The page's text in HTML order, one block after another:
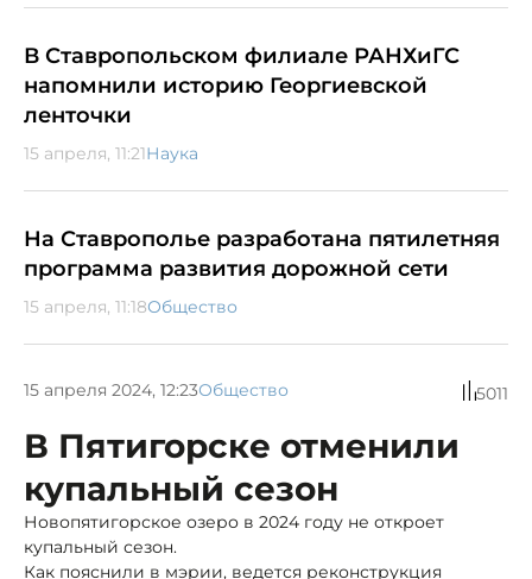
В Ставропольском филиале РАНХиГС
напомнили историю Георгиевской
ленточки
15 апреля, 11:21Наука
На Ставрополье разработана пятилетняя
программа развития дорожной сети
15 апреля, 11:18Общество
15 апреля 2024, 12:23Общество 5011
В Пятигорске отменили
купальный сезон
Новопятигорское озеро в 2024 году не откроет
купальный сезон.
Как пояснили в мэрии, ведется реконструкция